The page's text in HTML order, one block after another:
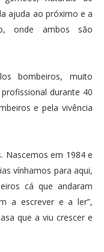
ajuda ao próximo e a
onde ambos são
bombeiros, muito
durante 40
e pela vivência
Nascemos em 1984 e
vínhamos para aqui,
cá que andaram
a escrever e a ler”,
que a viu crescer e